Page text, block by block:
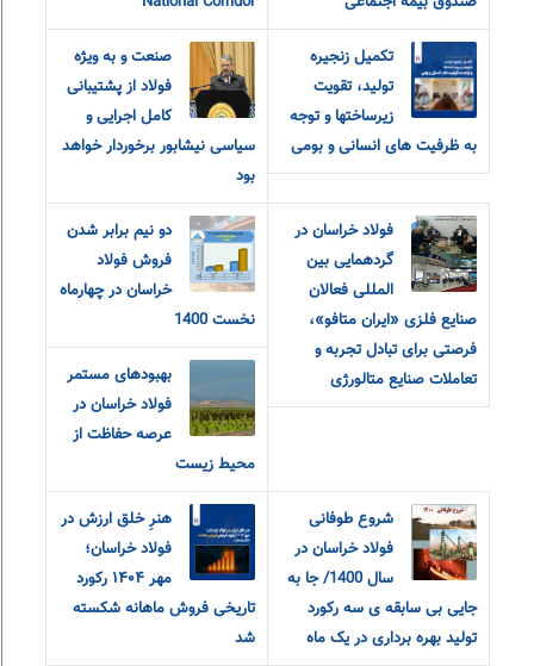
تکمیل زنجیره
تولید، تقویت
زیرساختها و توجه
به ظرفیت های انسانی و بومی
صنعت و به ویژه
فولاد از پشتیبانی
کامل اجرایی و
سیاسی نیشابور برخوردار خواهد
بود
فولاد خراسان در
گردهمایی بین
المللی فعالان
صنایع فلزی «ایران متافو»،
فرصتی برای تبادل تجربه و
تعاملات صنایع متالورژی
دو نیم برابر شدن
فروش فولاد
خراسان در چهارماه
نخست 1400
بهبودهای مستمر
فولاد خراسان در
عرصه حفاظت از
محیط زیست
شروع طوفانی
فولاد خراسان در
سال 1400/ جا به
جایی بی سابقه ی سه رکورد
تولید بهره برداری در یک ماه
هنرِ خلق ارزش در
فولاد خراسان؛
مهر ۱۴۰۴ رکورد
تاریخی فروش ماهانه شکسته
شد